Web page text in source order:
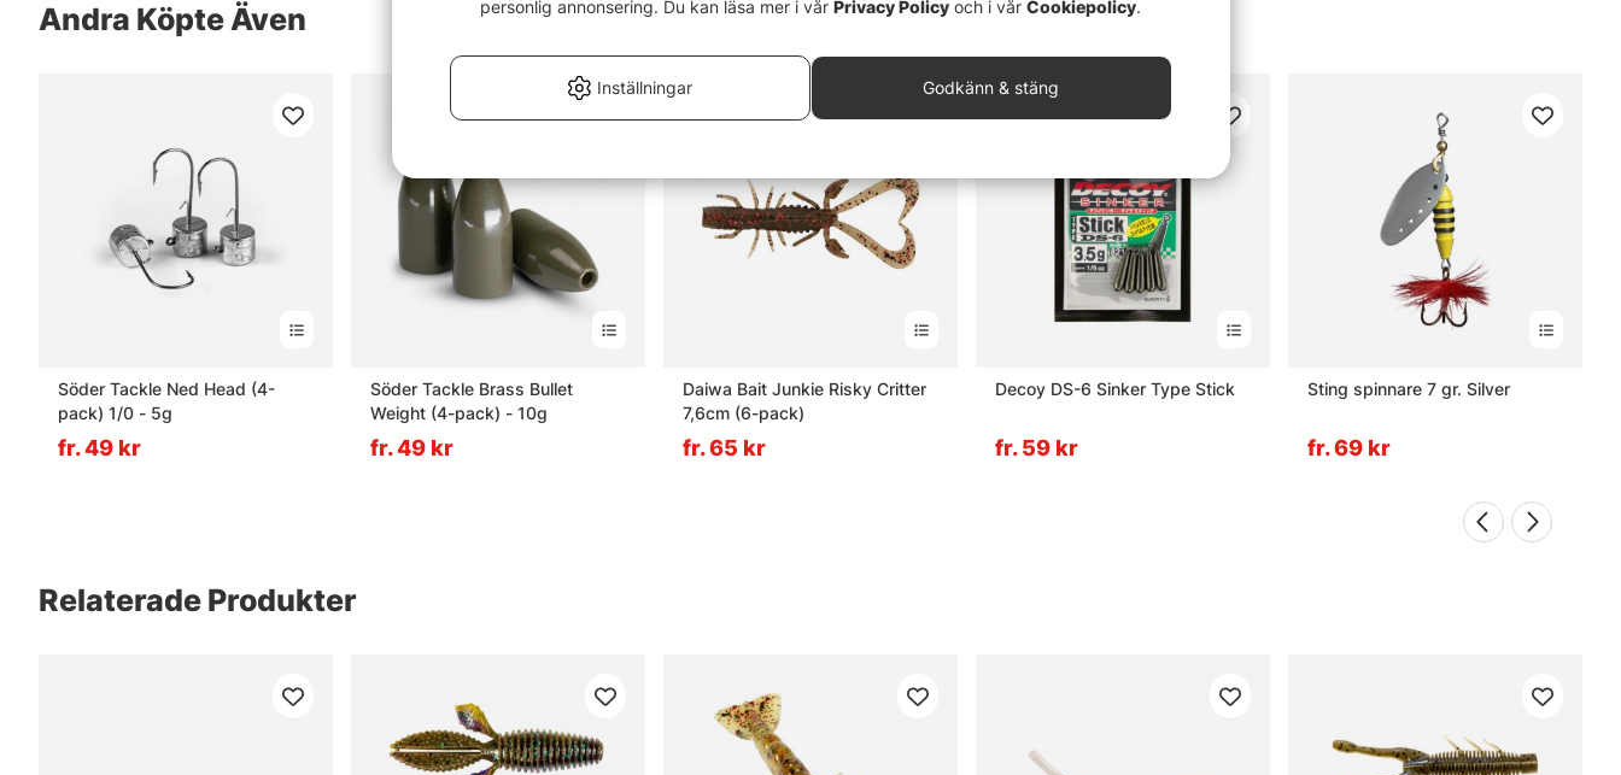
Andra Köpte Även
Söder Tackle Ned Head (4-
pack) 1/0 - 5g
fr. 49 kr
Söder Tackle Brass Bullet
Weight (4-pack) - 10g
fr. 49 kr
Daiwa Bait Junkie Risky Critter
7,6cm (6-pack)
fr. 65 kr
Decoy DS-6 Sinker Type Stick
fr. 59 kr
Sting spinnare 7 gr. Silver
fr. 69 kr
Relaterade Produkter
personlig annonsering. Du kan läsa mer i vår Privacy Policy och i vår Cookiepolicy.
Inställningar Godkänn & stäng